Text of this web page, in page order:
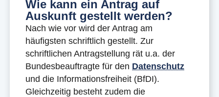
Wie kann ein Antrag auf
Auskunft gestellt werden?
Nach wie vor wird der Antrag am
häufigsten schriftlich gestellt. Zur
schriftlichen Antragstellung rät u.a. der
Bundesbeauftragte für den Datenschutz
und die Informationsfreiheit (BfDI).
Gleichzeitig besteht zudem die